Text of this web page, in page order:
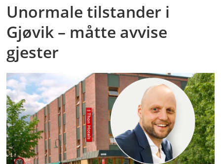
Unormale tilstander i
Gjøvik – måtte avvise
gjester